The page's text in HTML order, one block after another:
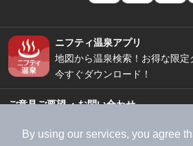
By using our services, you agree
ニフティ温泉アプリ
地図から温泉検索！お得な限定
今すぐダウンロード！
ご意見ご要望 ・お問い合わせ